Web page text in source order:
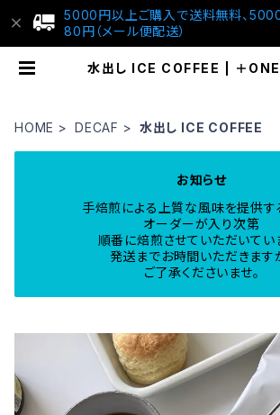
5000円以上ご購入で送料無料、
80円（メール便配送）
水出し ICE COFFEE | ＋ONE
HOME DECAF 水出し ICE COFFEE
お知らせ
手焙煎による上質な風味を提供す
オーダーが入り次第
順番に焙煎させていただいてい
発送までお時間いただきます
ご了承くださいませ。